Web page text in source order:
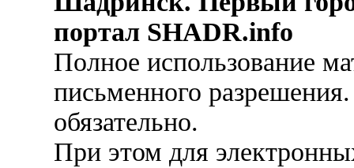
портал SHADR.info
Полное использование
письменного
обязательно.
При этом для